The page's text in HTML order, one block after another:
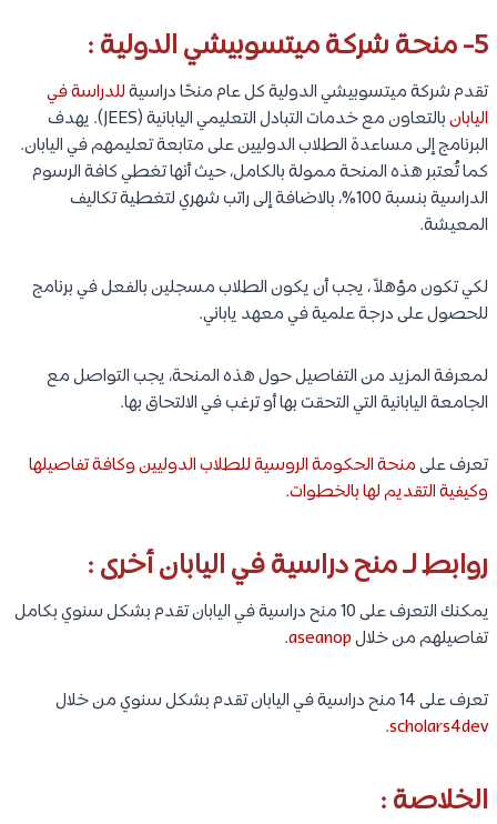
5- منحة شركة ميتسوبيشي الدولية :
تقدم شركة ميتسوبيشي الدولية كل عام منحًا دراسيةللدراسة في
اليابان
بالتعاون مع خدمات التبادل التعليمي اليابانية (JEES). يهدف
البرنامج إلى مساعدة الطلاب الدوليين على متابعة تعليمهم في اليابان.
كما تُعتبر هذه المنحة ممولة بالكامل، حيث أنها تغطي كافة الرسوم
الدراسية بنسبة 100%، بالاضافة إلى راتب شهري لتغطية تكاليف
المعيشة.
لكي تكون مؤهلاً ، يجب أن يكون الطلاب مسجلين بالفعل في برنامج
للحصول على درجة علمية في معهد ياباني.
لمعرفة المزيد من التفاصيل حول هذه المنحة، يجب التواصل مع
الجامعة اليابانية التي التحقت بها أو ترغب في الالتحاق بها.
تعرف علىمنحة الحكومة الروسية للطلاب الدوليين وكافة تفاصيلها
وكيفية التقديم لها بالخطوات.
روابط لـ منح دراسية في اليابان أخرى :
يمكنك التعرف على 10 منح دراسية في اليابان تقدم بشكل سنوي بكامل
تفاصيلهم من خلالaseanop
.
تعرف على 14 منح دراسية في اليابان تقدم بشكل سنوي من خلال
scholars4dev
.
الخلاصة :